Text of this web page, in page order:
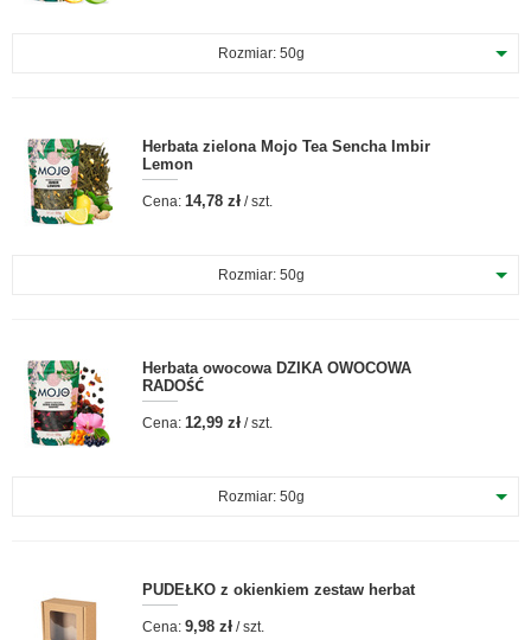
Rozmiar: 50g
Herbata zielona Mojo Tea Sencha Imbir
Lemon
Cena: 14,78 zł / szt.
Rozmiar: 50g
Herbata owocowa DZIKA OWOCOWA
RADOŚĆ
Cena: 12,99 zł / szt.
Rozmiar: 50g
PUDEŁKO z okienkiem zestaw herbat
Cena: 9,98 zł / szt.